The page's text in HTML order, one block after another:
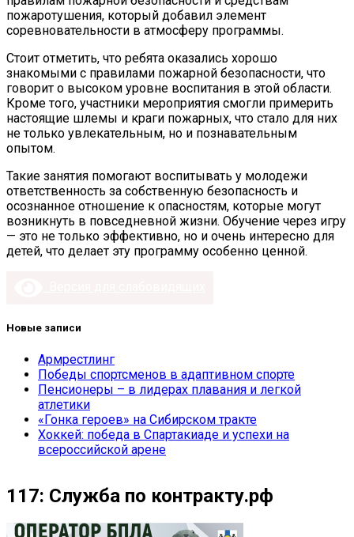
пожаротушения, который добавил элемент
соревновательности в атмосферу программы.
Стоит отметить, что ребята оказались хорошо
знакомыми с правилами пожарной безопасности, что
говорит о высоком уровне воспитания в этой области.
Кроме того, участники мероприятия смогли примерить
настоящие шлемы и краги пожарных, что стало для них
не только увлекательным, но и познавательным
опытом.
Такие занятия помогают воспитывать у молодежи
ответственность за собственную безопасность и
осознанное отношение к опасностям, которые могут
возникнуть в повседневной жизни. Обучение через игру
— это не только эффективно, но и очень интересно для
детей, что делает эту программу особенно ценной.
Новые записи
Армрестлинг
Победы спортсменов в адаптивном спорте
Пенсионеры – в лидерах плавания и легкой
атлетики
«Гонка героев» на Сибирском тракте
Хоккей: победа в Спартакиаде и успехи на
всероссийской арене
117: Служба по контракту.рф